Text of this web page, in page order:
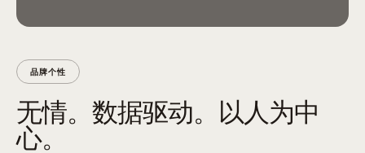
品牌个性
无情。数据驱动。以人为中
心。